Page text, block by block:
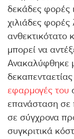
δεκάδες φορές
χιλιάδες φορές
ανθεκτικότατο
μπορεί να
Ανακαλύφθηκε
εφαρμογές του
επανάσταση σε
σε σύγχρονα
συγκριτικά